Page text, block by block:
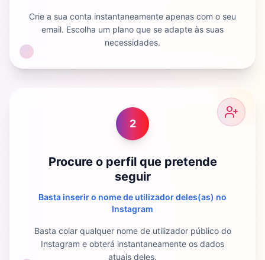
Crie a sua conta instantaneamente apenas com o seu
email. Escolha um plano que se adapte às suas
necessidades.
2
Procure o perfil que pretende
seguir
Basta inserir o nome de utilizador deles(as) no
Instagram
Basta colar qualquer nome de utilizador público do
Instagram e obterá instantaneamente os dados
atuais deles.